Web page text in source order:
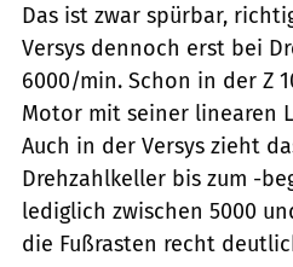
Das ist zwar spürbar,
Versys dennoch erst bei
6000/min. Schon in der Z
Motor mit seiner linearen
Auch in der Versys zieht
Drehzahlkeller bis zum -
lediglich zwischen 5000
die Fußrasten recht